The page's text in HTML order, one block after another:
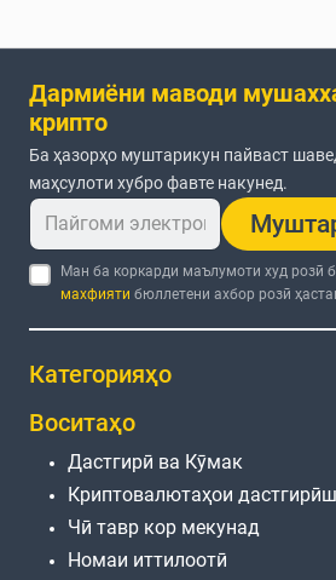
Дармиёни маводи
крипто
Ба ҳазорҳо муштарикун пайваст
маҳсулоти хубро фавте накунед.
Ман ба коркарди маълумоти худ розӣ
махфияти бюллетени ахбор розӣ
Категорияҳо
Воситаҳо
Дастгирӣ ва Кӯмак
Криптовалютаҳои
Чӣ тавр кор мекунад
Номаи иттилоотӣ